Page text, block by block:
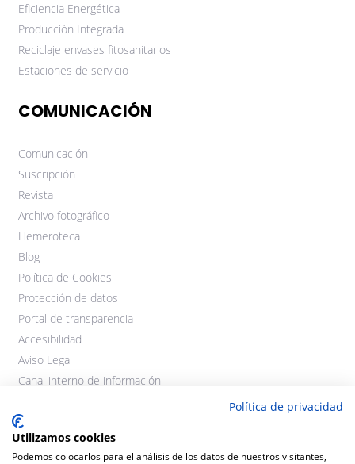
Eficiencia Energética
Producción Integrada
Reciclaje envases fitosanitarios
Estaciones de servicio
COMUNICACIÓN
Comunicación
Suscripción
Revista
Archivo fotográfico
Hemeroteca
Blog
Política de Cookies
Protección de datos
Portal de transparencia
Accesibilidad
Aviso Legal
Canal interno de información
Política de privacidad
Utilizamos cookies
Podemos colocarlos para el análisis de los datos de nuestros visitantes,